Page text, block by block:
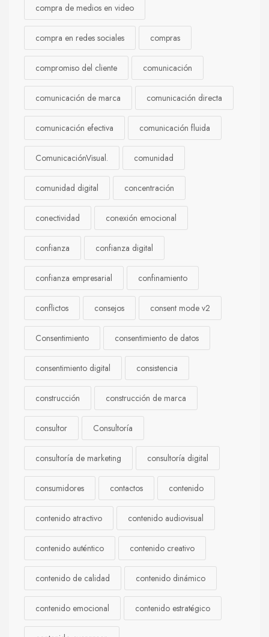
compra de medios en video
compra en redes sociales compras
compromiso del cliente comunicación
comunicación de marca comunicación directa
comunicación efectiva comunicación fluida
ComunicaciónVisual. comunidad
comunidad digital concentración
conectividad conexión emocional
confianza confianza digital
confianza empresarial confinamiento
conflictos consejos consent mode v2
Consentimiento consentimiento de datos
consentimiento digital consistencia
construcción construcción de marca
consultor Consultoría
consultoría de marketing consultoría digital
consumidores contactos contenido
contenido atractivo contenido audiovisual
contenido auténtico contenido creativo
contenido de calidad contenido dinámico
contenido emocional contenido estratégico